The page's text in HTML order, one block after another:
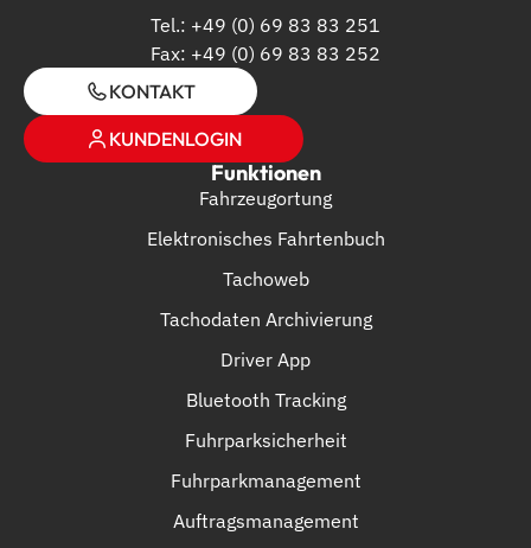
Tel.: +49 (0) 69 83 83 251
Fax: +49 (0) 69 83 83 252
KONTAKT
KUNDENLOGIN
Funktionen
Fahrzeugortung
Elektronisches Fahrtenbuch
Tachoweb
Tachodaten Archivierung
Driver App
Bluetooth Tracking
Fuhrparksicherheit
Fuhrparkmanagement
Auftragsmanagement